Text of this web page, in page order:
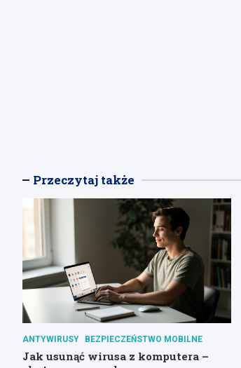
Przeczytaj także
ANTYWIRUSY BEZPIECZEŃSTWO MOBILNE
Jak usunąć wirusa z komputera –